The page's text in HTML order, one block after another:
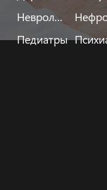
Неврологи
Педиатры